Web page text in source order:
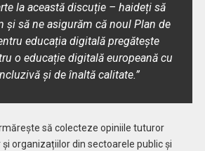
la această discuție – haideți să
și să ne asigurăm că noul Plan de
educația digitală pregătește
o educație digitală europeană cu
și de înaltă calitate.”
să colecteze opiniile tuturor
organizațiilor din sectoarele public și